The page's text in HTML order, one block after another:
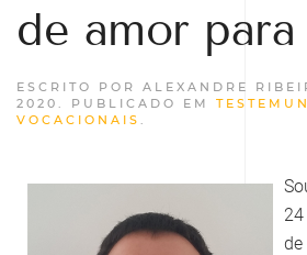
de amor
ESCRITO POR ALEXANDRE
2020 . PUBLICADO EM
VOCACIONAIS .